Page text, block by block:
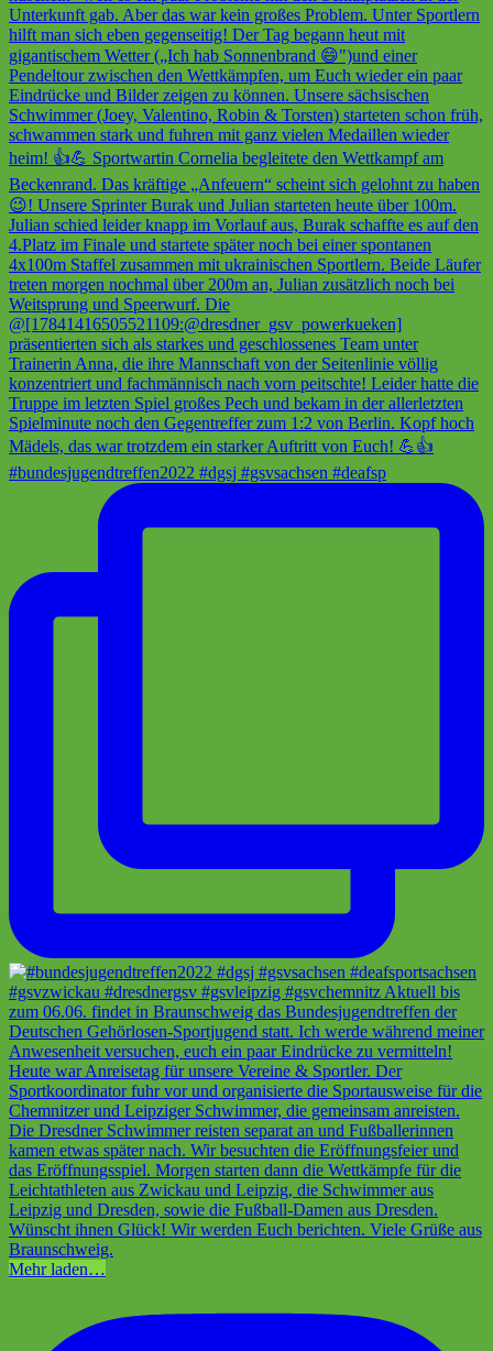
#bundesjugendtreffen2022 #dgsj #gsvsachsen #deafsp
Mehr laden…